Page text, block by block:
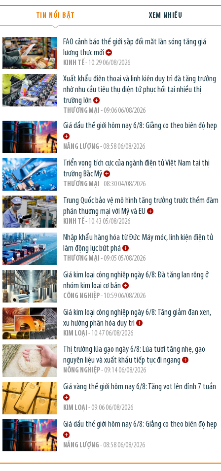
TIN NỔI BẬT XEM NHIỀU
FAO cảnh báo thế giới sắp đối mặt làn sóng tăng giá
lương thực mới
KINH TẾ- 10:29 06/08/2026
Xuất khẩu điện thoại và linh kiện duy trì đà tăng trưởng
nhờ nhu cầu tiêu thụ điện tử phục hồi tại nhiều thị
trường lớn
THƯƠNG MẠI - 09:06 06/08/2026
Giá dầu thế giới hôm nay 6/8: Giằng co theo biên độ hẹp
NĂNG LƯỢNG - 08:58 06/08/2026
Triển vọng tích cực của ngành điện tử Việt Nam tại thị
trường Bắc Mỹ
THƯƠNG MẠI - 08:30 04/08/2026
Trung Quốc bảo vệ mô hình tăng trưởng trước thềm đàm
phán thương mại với Mỹ và EU
KINH TẾ- 10:43 05/08/2026
Nhập khẩu hàng hóa từ Đức: Máy móc, linh kiện điện tử
làm động lực bứt phá
THƯƠNG MẠI - 09:05 05/08/2026
Giá kim loại công nghiệp ngày 6/8: Đà tăng lan rộng ở
nhóm kim loại cơ bản
CÔNG NGHIỆP- 10:59 06/08/2026
Giá kim loại công nghiệp ngày 6/8: Tăng giảm đan xen,
xu hướng phân hóa duy trì
KIM LOẠI - 10:47 06/08/2026
Thị trường lúa gạo ngày 6/8: Lúa tươi tăng nhẹ, gạo
nguyên liệu và xuất khẩu tiếp tục đi ngang
NÔNG NGHIỆP- 09:14 06/08/2026
Giá vàng thế giới hôm nay 6/8: Tăng vọt lên đỉnh 7 tuần
KIM LOẠI - 09:06 06/08/2026
Giá dầu thế giới hôm nay 6/8: Giằng co theo biên độ hẹp
NĂNG LƯỢNG - 08:58 06/08/2026